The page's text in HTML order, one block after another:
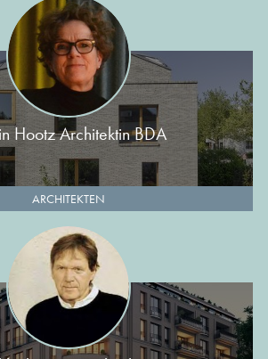
Hootz Architektin BDA
ARCHITEKTEN